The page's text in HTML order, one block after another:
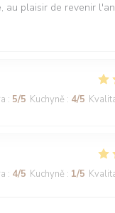
au plaisir de revenir
: 5/5 Kuchyně : 4/5
: 4/5 Kuchyně : 1/5